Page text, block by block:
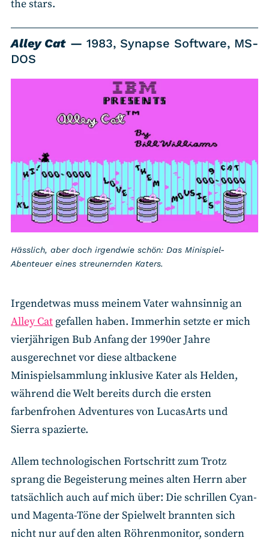
the stars.
Alley Cat
1983, Synapse Software, MS-
DOS
Hässlich, aber doch irgendwie schön: Das Minispiel-
Abenteuer eines streunernden Katers.
Irgendetwas muss meinem Vater wahnsinnig an
Alley Cat gefallen haben. Immerhin setzte er mich
vierjährigen Bub Anfang der 1990er Jahre
ausgerechnet vor diese altbackene
Minispielsammlung inklusive Kater als Helden,
während die Welt bereits durch die ersten
farbenfrohen Adventures von LucasArts und
Sierra spazierte.
Allem technologischen Fortschritt zum Trotz
sprang die Begeisterung meines alten Herrn aber
tatsächlich auch auf mich über: Die schrillen Cyan-
und Magenta-Töne der Spielwelt brannten sich
nicht nur auf den alten Röhrenmonitor, sondern